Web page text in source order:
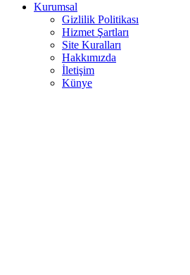
Kurumsal
Gizlilik Politikası
Hizmet Şartları
Site Kuralları
Hakkımızda
İletişim
Künye